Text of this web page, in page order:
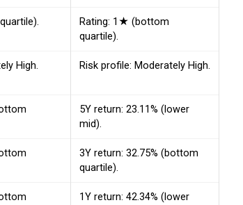
Rating: 1★ (bottom
quartile).
High. Risk profile: Moderately High.
5Y return: 23.11% (lower
mid).
3Y return: 32.75% (bottom
quartile).
1Y return: 42.34% (lower